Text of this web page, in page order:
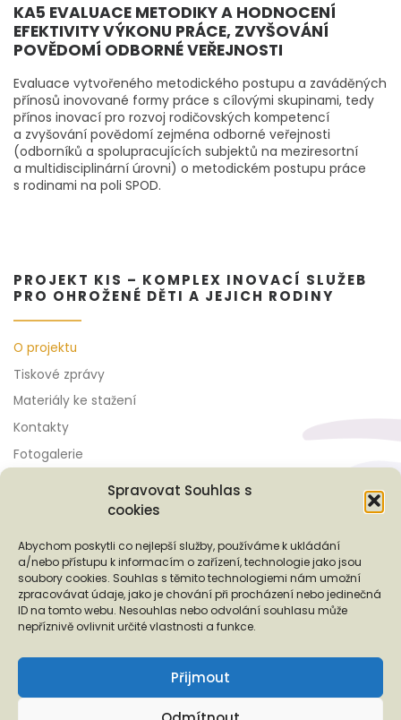
Spravovat Souhlas s
cookies
Abychom poskytli co nejlepší služby, používáme k ukládání
a/nebo přístupu k informacím o zařízení, technologie jako jsou
soubory cookies. Souhlas s těmito technologiemi nám umožní
zpracovávat údaje, jako je chování při procházení nebo jedinečná
ID na tomto webu. Nesouhlas nebo odvolání souhlasu může
nepříznivě ovlivnit určité vlastnosti a funkce.
Přijmout
KA5 EVALUACE METODIKY A HODNOCENÍ
EFEKTIVITY VÝKONU PRÁCE, ZVYŠOVÁNÍ
POVĚDOMÍ ODBORNÉ VEŘEJNOSTI
Evaluace vytvořeného metodického postupu a zaváděných
přínosů inovované formy práce s cílovými skupinami, tedy
přínos inovací pro rozvoj rodičovských kompetencí
a zvyšování povědomí zejména odborné veřejnosti
(odborníků a spolupracujících subjektů na meziresortní
a multidisciplinární úrovni) o metodickém postupu práce
s rodinami na poli SPOD.
PROJEKT KIS – KOMPLEX INOVACÍ SLUŽEB
PRO OHROŽENÉ DĚTI A JEJICH RODINY
O projektu
Tiskové zprávy
Materiály ke stažení
Kontakty
Fotogalerie
Podporují nás...
❬ ❭